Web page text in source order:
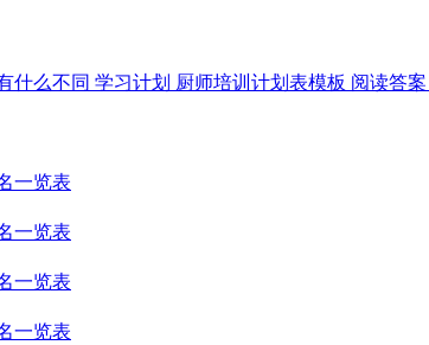
什么不同 学习计划 厨师培训计划表模板 阅读答案
一览表
一览表
一览表
一览表